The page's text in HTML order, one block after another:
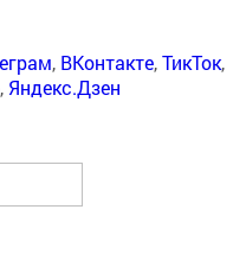
, ВКонтакте,ТикТок,
, Яндекс.Дзен